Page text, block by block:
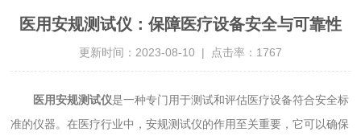
医用安规测试仪：保障医疗设备安全与可靠性
更新时间：2023-08-10 | 点击率：1767
医用安规测试仪是一种专门用于测试和评估医疗设备符合安全标
准的仪器。在医疗行业中，安规测试仪的作用至关重要，它可以确保